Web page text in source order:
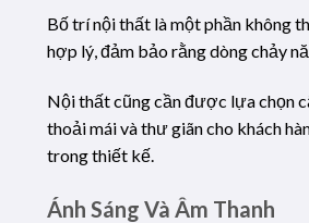
Bố trí nội thất là một phần không
hợp lý, đảm bảo rằng dòng chảy
Nội thất cũng cần được lựa chọn
thoải mái và thư giãn cho khách
trong thiết kế.
Ánh Sáng Và Âm Thanh